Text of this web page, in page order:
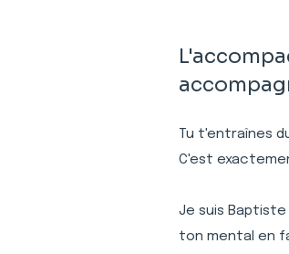
Tu t'entraînes
C'est
Je suis Baptiste
ton mental en